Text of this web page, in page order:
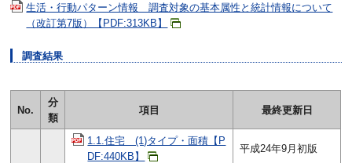
生活・行動パターン情報 調査対象の基本属性と統計情報について
（改訂第7版）【PDF:313KB】
調査結果
No.
分
類
項目 最終更新日
1.1.住宅 (1)タイプ・面積【P
DF:440KB】
平成24年9月初版